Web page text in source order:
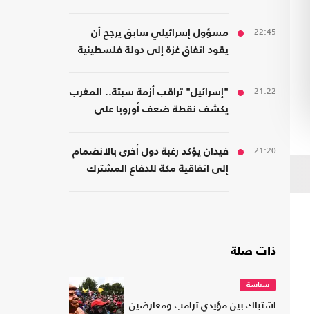
22:45
مسؤول إسرائيلي سابق يرجح أن
يقود اتفاق غزة إلى دولة فلسطينية
21:22
"إسرائيل" تراقب أزمة سبتة.. المغرب
يكشف نقطة ضعف أوروبا على
21:20
فيدان يؤكد رغبة دول أخرى بالانضمام
إلى اتفاقية مكة للدفاع المشترك
ذات صلة
سياسة
اشتباك بين مؤيدي ترامب ومعارضين